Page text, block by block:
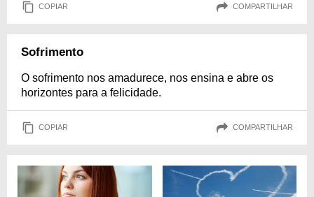
COPIAR COMPARTILHAR
Sofrimento
O sofrimento nos amadurece, nos ensina e abre os
horizontes para a felicidade.
COPIAR COMPARTILHAR